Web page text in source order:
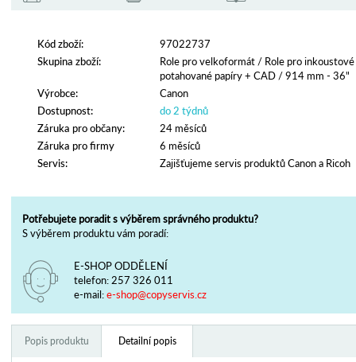
Kód zboží:
97022737
Skupina zboží:
Role pro velkoformát / Role pro
potahované papíry + CAD /914 mm - 36"
Výrobce:
Canon
Dostupnost:
do 2 týdnů
Záruka pro občany:
24 měsíců
Záruka pro firmy
6 měsíců
Servis:
Zajišťujeme servis produktů Canon a Ricoh
Potřebujete poradit s výběrem správného produktu?
S výběrem produktu vám poradí:
E-SHOP ODDĚLENÍ
telefon: 257 326 011
e-mail:e-shop@copyservis.cz
Popis produktu Detailní popis